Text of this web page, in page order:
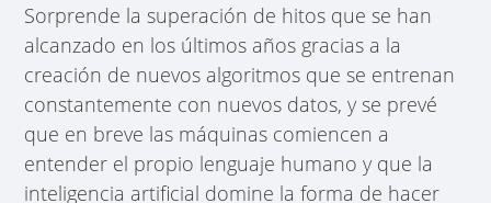
Sorprende la superación de hitos que se han
alcanzado en los últimos años gracias a la
creación de nuevos algoritmos que se entrenan
constantemente con nuevos datos, y se prevé
que en breve las máquinas comiencen a
entender el propio lenguaje humano y que la
inteligencia artificial domine la forma de hacer